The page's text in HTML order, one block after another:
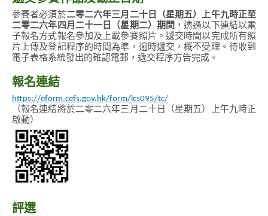
參賽者必須於二零二六年三月二十日（星期五）上午九時正至
二零二六年四月二十一日（星期二）期間 ，透過以下連結以電
子報名方式報名參加及上載參賽照片。遞交時間以完成所有照
片上傳及登記程序的時間為準，逾時遞交，概不受理。待收到
電子表格系統發出的確認電郵，遞交程序方告完成。
報名連結
https://eform.cefs.gov.hk/form/lcs095/tc/
（報名連結將於二零二六年三月二十日（星期五）上午九時正
啟動）
評選